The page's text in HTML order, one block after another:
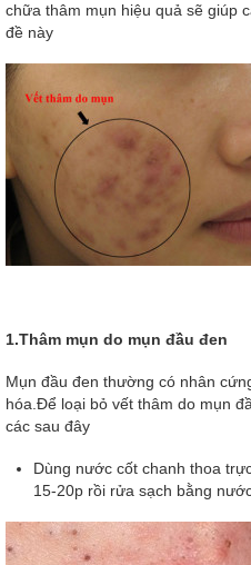
chữa thâm mụn hiệu quả sẽ giúp
đề này
1.Thâm mụn do mụn đầu đen
Mụn đầu đen thường có nhân
hóa.Để loại bỏ vết thâm do mụn
các sau đây
Dùng nước cốt chanh thoa
15-20p rồi rửa sạch bằng